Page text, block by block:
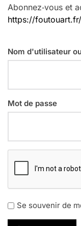
Abonnez‑vous et
https://
Nom d'utilisateur
Mot de passe
Se souvenir de